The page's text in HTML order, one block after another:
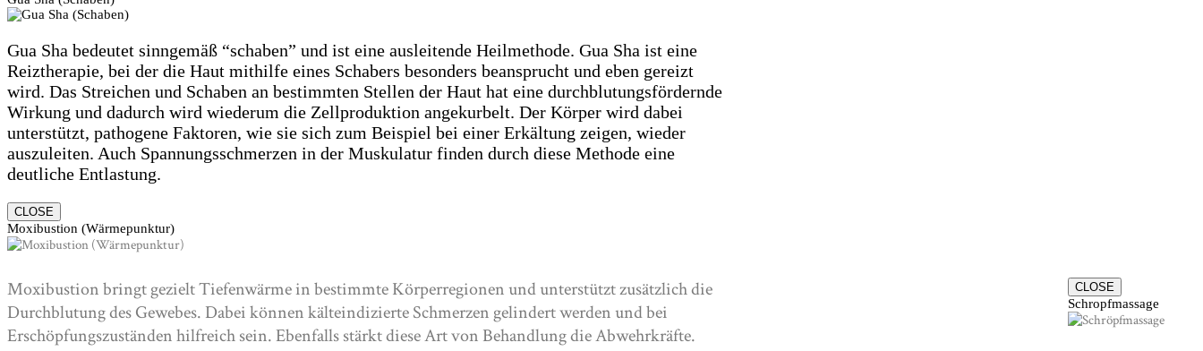
Gua Sha bedeutet sinngemäß “schaben” und ist eine ausleitende Heilmethode. Gua Sha ist eine
Reiztherapie, bei der die Haut mithilfe eines Schabers besonders beansprucht und eben gereizt
wird. Das Streichen und Schaben an bestimmten Stellen der Haut hat eine durchblutungsfördernde
Wirkung und dadurch wird wiederum die Zellproduktion angekurbelt. Der Körper wird dabei
unterstützt, pathogene Faktoren, wie sie sich zum Beispiel bei einer Erkältung zeigen, wieder
auszuleiten. Auch Spannungsschmerzen in der Muskulatur finden durch diese Methode eine
deutliche Entlastung.
CLOSE
Moxibustion (Wärmepunktur)
Moxibustion bringt gezielt Tiefenwärme in bestimmte Körperregionen und unterstützt zusätzlich die
Durchblutung des Gewebes. Dabei können kälteindizierte Schmerzen gelindert werden und bei
Erschöpfungszuständen hilfreich sein. Ebenfalls stärkt diese Art von Behandlung die Abwehrkräfte.
CLOSE
Schropfmassage